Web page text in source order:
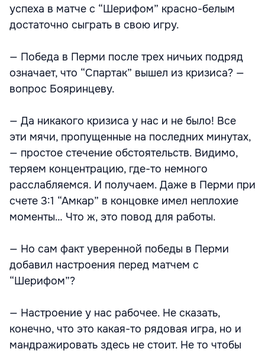
успеха в матче с “Шерифом” красно-белым
достаточно сыграть в свою игру.
— Победа в Перми после трех ничьих подряд
означает, что “Спартак” вышел из кризиса? —
вопрос Бояринцеву.
— Да никакого кризиса у нас и не было! Все
эти мячи, пропущенные на последних минутах,
— простое стечение обстоятельств. Видимо,
теряем концентрацию, где-то немного
расслабляемся. И получаем. Даже в Перми при
счете 3:1 “Амкар” в концовке имел неплохие
моменты… Что ж, это повод для работы.
— Но сам факт уверенной победы в Перми
добавил настроения перед матчем с
“Шерифом”?
— Настроение у нас рабочее. Не сказать,
конечно, что это какая-то рядовая игра, но и
мандражировать здесь не стоит. Не то чтобы